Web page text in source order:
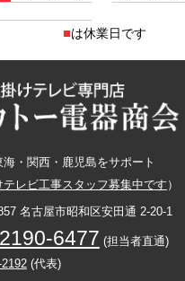
■は休業日です
海・関西・鹿児島をサポート
テレビ工事スタッフ募集中です ）
名古屋市昭和区安田通 2-20-1
6477 (担当者直通)
(代表)